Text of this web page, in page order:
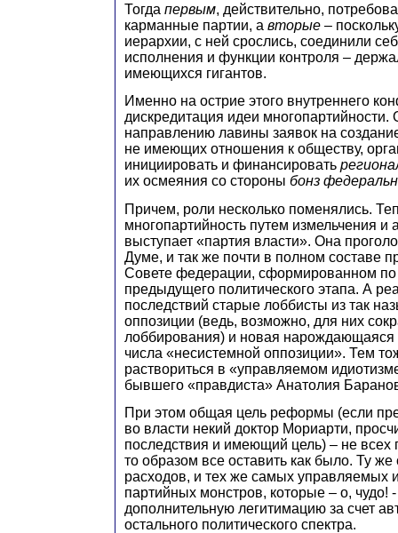
Тогда первым, действительно,
карманные партии, а вторые –
иерархии, с ней срослись, соединили
исполнения и функции контроля –
имеющихся гигантов.
Именно на острие этого внутреннего
дискредитация идеи многопартийности.
направлению лавины заявок на
не имеющих отношения к обществу,
инициировать и финансировать
их осмеяния со стороны бонз
Причем, роли несколько поменялись.
многопартийность путем измельчения и
выступает «партия власти». Она
Думе, и так же почти в полном составе
Совете федерации, сформированном
предыдущего политического этапа. А
последствий старые лоббисты из так
оппозиции (ведь, возможно, для них
лоббирования) и новая нарождающаяся
числа «несистемной оппозиции». Тем
раствориться в «управляемом
бывшего «правдиста» Анатолия
При этом общая цель реформы (если
во власти некий доктор Мориарти,
последствия и имеющий цель) – не всех
то образом все оставить как было. Ту же
расходов, и тех же самых управляемых
партийных монстров, которые – о, чудо!
дополнительную легитимацию за счет
остального политического спектра.